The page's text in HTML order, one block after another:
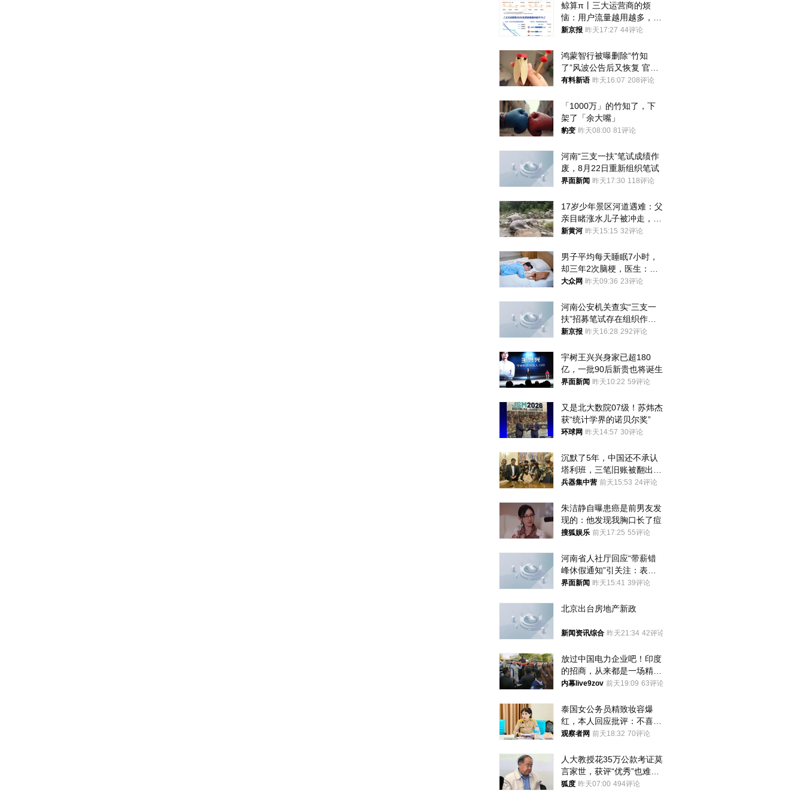
鲸算π丨三大运营商的烦
恼：用户流量越用越多，收
入却越来越少
新京报 昨天17:27 44评论
鸿蒙智行被曝删除“竹知
了”风波公告后又恢复 官媒
曾力挺：劝华为要大度的，
有料新语 昨天16:07 208评论
「1000万」的竹知了，下
架了「余大嘴」
豹变 昨天08:00 81评论
河南“三支一扶”笔试成绩作
废，8月22日重新组织笔试
界面新闻 昨天17:30 118评论
17岁少年景区河道遇难：父
亲目睹涨水儿子被冲走，当
地排除上游泄洪，家属盼厘
新黄河 昨天15:15 32评论
男子平均每天睡眠7小时，
却三年2次脑梗，医生：这
样睡觉更伤身
大众网 昨天09:36 23评论
河南公安机关查实“三支一
扶”招募笔试存在组织作弊
犯罪行为
新京报 昨天16:28 292评论
宇树王兴兴身家已超180
亿，一批90后新贵也将诞生
界面新闻 昨天10:22 59评论
又是北大数院07级！苏炜杰
获“统计学界的诺贝尔奖”
环球网 昨天14:57 30评论
沉默了5年，中国还不承认
塔利班，三笔旧账被翻出，
最大风险出现
兵器集中营 前天15:53 24评论
朱洁静自曝患癌是前男友发
现的：他发现我胸口长了痘
搜狐娱乐 前天17:25 55评论
河南省人社厅回应“带薪错
峰休假通知”引关注：表述
不够准确，待修改后印发
界面新闻 昨天15:41 39评论
北京出台房地产新政
新闻资讯综合 昨天21:34 42评论
放过中国电力企业吧！印度
的招商，从来都是一场精准
收割
内幕live9zov 前天19:09 63评论
泰国女公务员精致妆容爆
红，本人回应批评：不喜欢
就别看
观察者网 前天18:32 70评论
人大教授花35万公款考证莫
言家世，获评“优秀”也难服
众
狐度 昨天07:00 494评论